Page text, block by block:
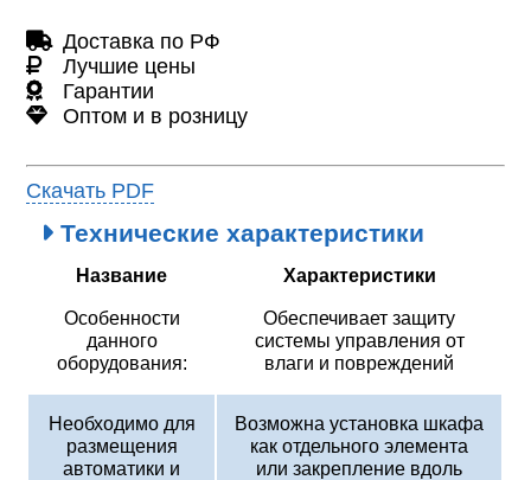
Доставка по РФ
Лучшие цены
Гарантии
Оптом и в розницу
Скачать PDF
Технические характеристики
Название Характеристики
Особенности
данного
оборудования:
Обеспечивает защиту
системы управления от
влаги и повреждений
Необходимо для
размещения
автоматики и
Возможна установка шкафа
как отдельного элемента
или закрепление вдоль